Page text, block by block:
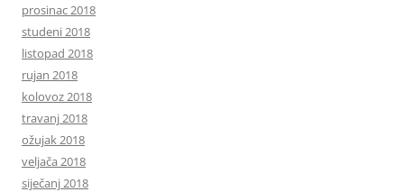
prosinac 2018
studeni 2018
listopad 2018
rujan 2018
kolovoz 2018
travanj 2018
ožujak 2018
veljača 2018
siječanj 2018